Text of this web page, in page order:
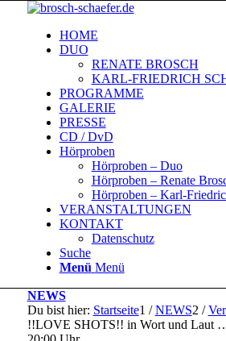
HOME
DUO
RENATE BROSCH
KARL-FRIEDRICH
PROGRAMME
GALERIE
PRESSE
CD / DvD
Hörproben
Hörproben – Duo
Hörproben – Renate
Hörproben – Karl-
VERANSTALTUNGEN
KONTAKT
Datenschutz
Suche
Menü Menü
NEWS
Du bist hier: Startseite1 / NEWS2 /
!!LOVE SHOTS!! in Wort und Laut